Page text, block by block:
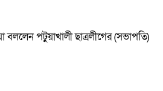
বললেন পটুয়াখালী ছাত্রলীগের (সভাপতি)